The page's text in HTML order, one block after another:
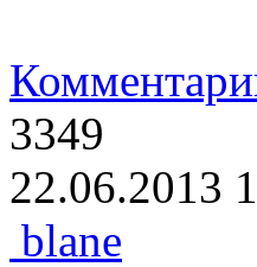
3349
22.06.2013
blane